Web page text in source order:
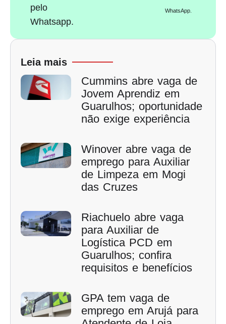
pelo
Whatsapp.
WhatsApp.
Leia mais
Cummins abre vaga de
Jovem Aprendiz em
Guarulhos; oportunidade
não exige experiência
Winover abre vaga de
emprego para Auxiliar
de Limpeza em Mogi
das Cruzes
Riachuelo abre vaga
para Auxiliar de
Logística PCD em
Guarulhos; confira
requisitos e benefícios
GPA tem vaga de
emprego em Arujá para